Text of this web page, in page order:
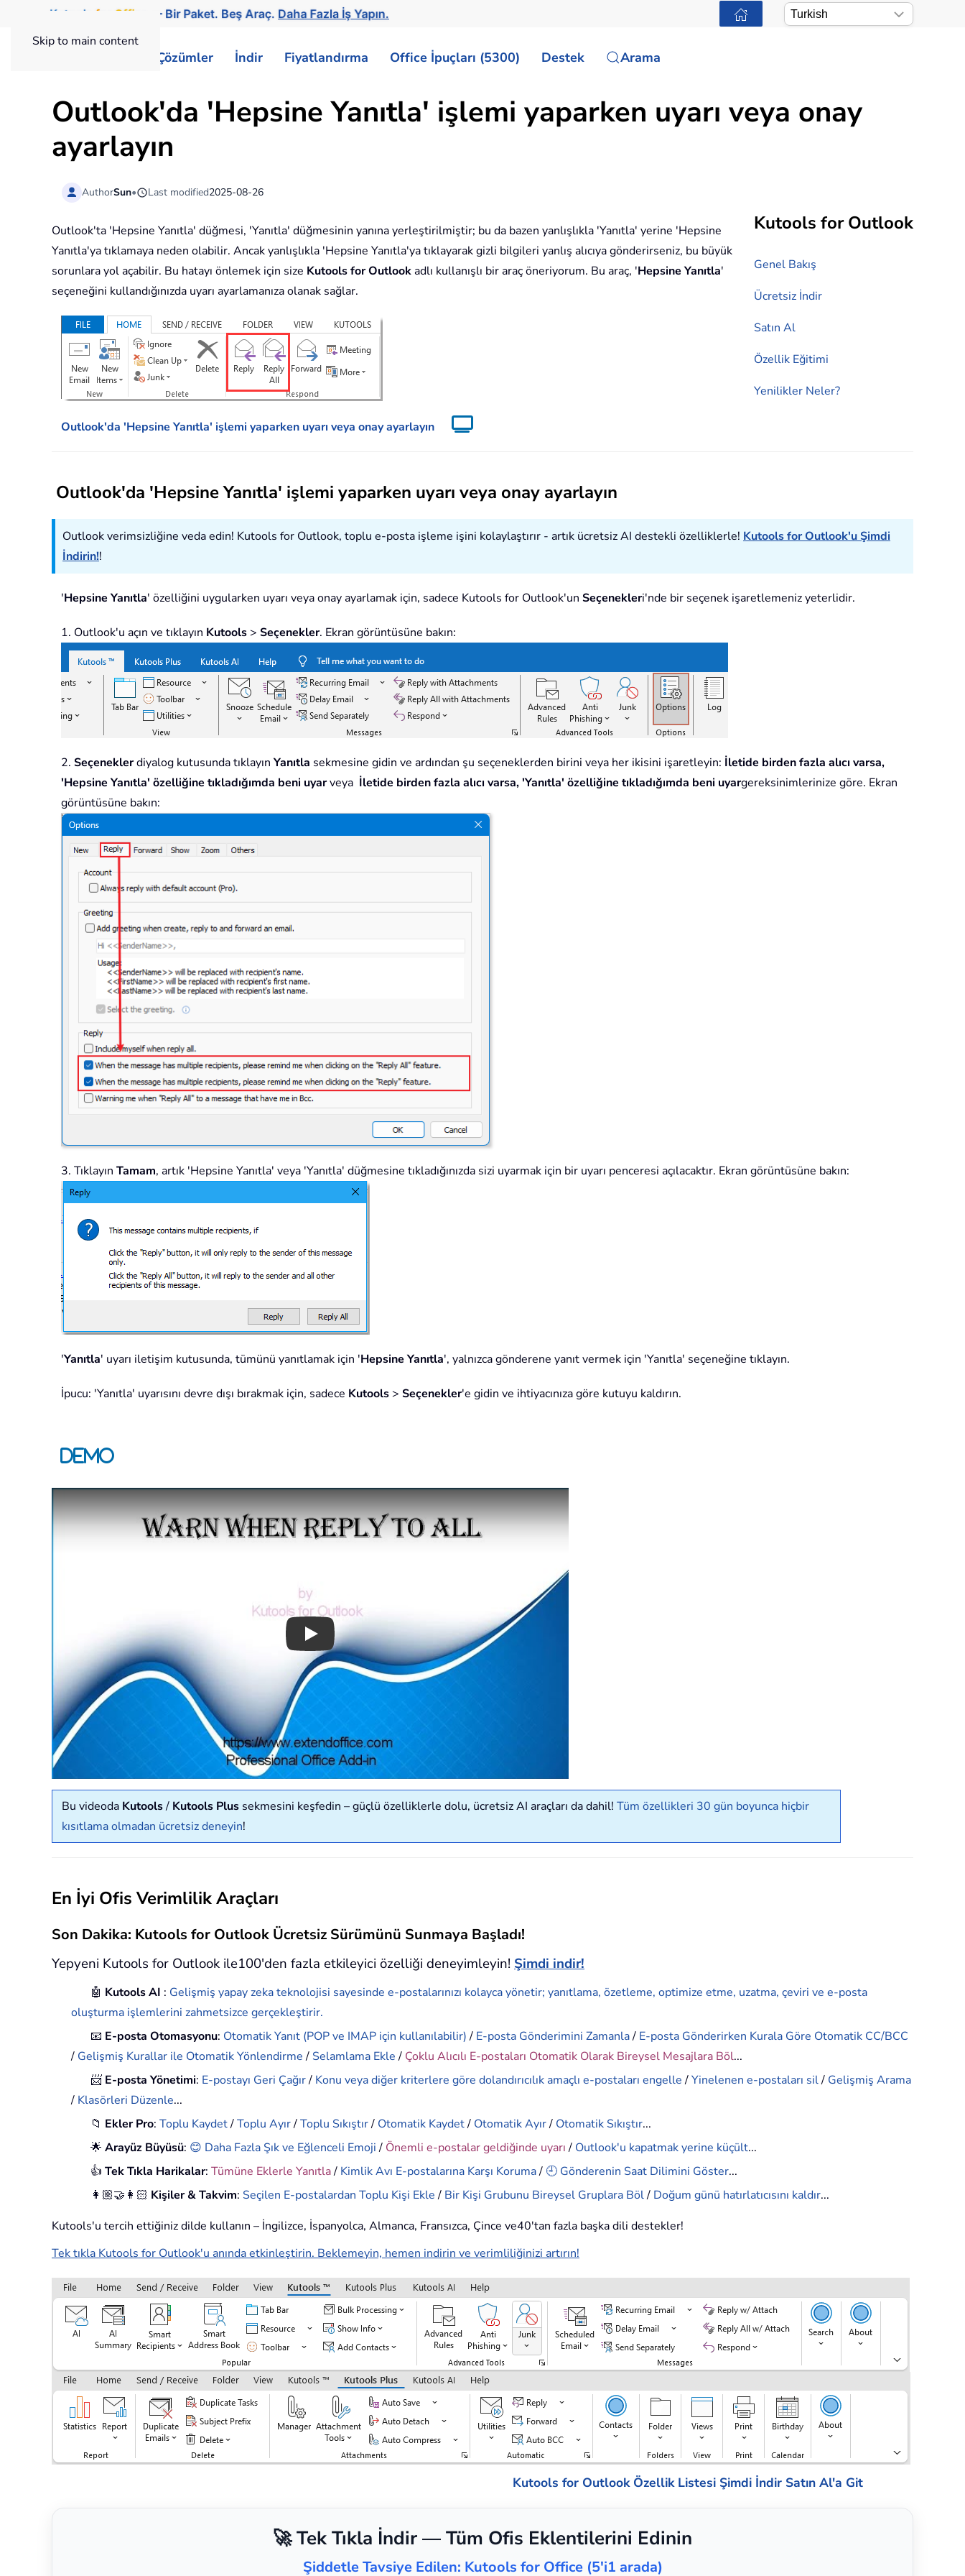
Skip to main content
Kutools for Office — Bir Paket. Beş Araç.Daha Fazla İş Yapın.
Çözümler İndir Fiyatlandırma Office İpuçları (5300) Destek Arama
Outlook'da 'Hepsine Yanıtla' işlemi yaparken uyarı veya onay
ayarlayın
AuthorSun• Last modified2025-08-26
Kutools for Outlook
Genel Bakış
Ücretsiz İndir
Satın Al
Özellik Eğitimi
Yenilikler Neler?
Outlook'ta 'Hepsine Yanıtla' düğmesi, 'Yanıtla' düğmesinin yanına yerleştirilmiştir; bu da bazen yanlışlıkla 'Yanıtla' yerine 'Hepsine
Yanıtla'ya tıklamaya neden olabilir. Ancak yanlışlıkla 'Hepsine Yanıtla'ya tıklayarak gizli bilgileri yanlış alıcıya gönderirseniz, bu büyük
sorunlara yol açabilir. Bu hatayı önlemek için size Kutools for Outlookadlı kullanışlı bir araç öneriyorum. Bu araç, 'Hepsine Yanıtla'
seçeneğini kullandığınızda uyarı ayarlamanıza olanak sağlar.
Outlook'da 'Hepsine Yanıtla' işlemi yaparken uyarı veya onay ayarlayın
Outlook'da 'Hepsine Yanıtla' işlemi yaparken uyarı veya onay ayarlayın
Outlook verimsizliğine veda edin! Kutools for Outlook, toplu e-posta işleme işini kolaylaştırır - artık ücretsiz AI destekli özelliklerle! Kutools for Outlook'u Şimdi
İndirin!!
'Hepsine Yanıtla' özelliğini uygularken uyarı veya onay ayarlamak için, sadece Kutools for Outlook'un Seçenekleri'nde bir seçenek işaretlemeniz yeterlidir.
1. Outlook'u açın ve tıklayın Kutools > Seçenekler. Ekran görüntüsüne bakın:
2. Seçeneklerdiyalog kutusunda tıklayın Yanıtla sekmesine gidin ve ardından şu seçeneklerden birini veya her ikisini işaretleyin: İletide birden fazla alıcı varsa,
'Hepsine Yanıtla' özelliğine tıkladığımda beni uyarveya İletide birden fazla alıcı varsa, 'Yanıtla' özelliğine tıkladığımda beni uyargereksinimlerinize göre. Ekran
görüntüsüne bakın:
3. Tıklayın Tamam, artık 'Hepsine Yanıtla' veya 'Yanıtla' düğmesine tıkladığınızda sizi uyarmak için bir uyarı penceresi açılacaktır. Ekran görüntüsüne bakın:
'Yanıtla' uyarı iletişim kutusunda, tümünü yanıtlamak için 'Hepsine Yanıtla', yalnızca gönderene yanıt vermek için 'Yanıtla' seçeneğine tıklayın.
İpucu: 'Yanıtla' uyarısını devre dışı bırakmak için, sadece Kutools > Seçenekler'e gidin ve ihtiyacınıza göre kutuyu kaldırın.
Demo
Play
Bu videoda Kutools/ Kutools Plus sekmesini keşfedin – güçlü özelliklerle dolu, ücretsiz AI araçları da dahil! Tüm özellikleri 30 gün boyunca hiçbir
kısıtlama olmadan ücretsiz deneyin!
En İyi Ofis Verimlilik Araçları
Son Dakika: Kutools for Outlook Ücretsiz Sürümünü Sunmaya Başladı!
Yepyeni Kutools for Outlook ile100'den fazla etkileyici özelliği deneyimleyin! Şimdi indir!
🤖 Kutools AI : Gelişmiş yapay zeka teknolojisi sayesinde e-postalarınızı kolayca yönetir; yanıtlama, özetleme, optimize etme, uzatma, çeviri ve e-posta
oluşturma işlemlerini zahmetsizce gerçekleştirir.
📧 E-posta Otomasyonu: Otomatik Yanıt (POP ve IMAP için kullanılabilir)/ E-posta Gönderimini Zamanla/ E-posta Gönderirken Kurala Göre Otomatik CC/BCC
/ Gelişmiş Kurallar ile Otomatik Yönlendirme/ Selamlama Ekle/ Çoklu Alıcılı E-postaları Otomatik Olarak Bireysel Mesajlara Böl...
📨 E-posta Yönetimi: E-postayı Geri Çağır/ Konu veya diğer kriterlere göre dolandırıcılık amaçlı e-postaları engelle/Yinelenen e-postaları sil/ Gelişmiş Arama
/ Klasörleri Düzenle...
📁 Ekler Pro:Toplu Kaydet/Toplu Ayır/Toplu Sıkıştır/ Otomatik Kaydet/ Otomatik Ayır/ Otomatik Sıkıştır...
🌟Arayüz Büyüsü: 😊 Daha Fazla Şık ve Eğlenceli Emoji/ Önemli e-postalar geldiğinde uyarı/ Outlook'u kapatmak yerine küçült...
👍Tek Tıkla Harikalar:Tümüne Eklerle Yanıtla/ Kimlik Avı E-postalarına Karşı Koruma/ 🕘 Gönderenin Saat Dilimini Göster...
👩🏼‍🤝‍👩🏻 Kişiler & Takvim: Seçilen E-postalardan Toplu Kişi Ekle/ Bir Kişi Grubunu Bireysel Gruplara Böl/ Doğum günü hatırlatıcısını kaldır...
Kutools'u tercih ettiğiniz dilde kullanın – İngilizce, İspanyolca, Almanca, Fransızca, Çince ve40'tan fazla başka dili destekler!
Tek tıkla Kutools for Outlook'u anında etkinleştirin. Beklemeyin, hemen indirin ve verimliliğinizi artırın!
Kutools for Outlook Özellik Listesi Şimdi İndir Satın Al'a Git
🚀 Tek Tıkla İndir — Tüm Ofis Eklentilerini Edinin
Şiddetle Tavsiye Edilen: Kutools for Office (5'i1 arada)